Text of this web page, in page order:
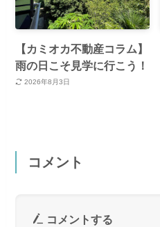
【カミオカ不動産コラム】
雨の日こそ見学に行こう！
2026年8月3日
コメント
コメントする